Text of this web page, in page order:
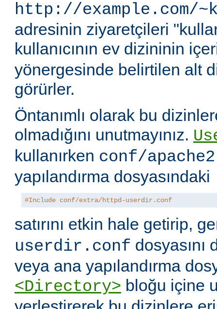
http://example.com/
adresinin ziyaretçileri
kullanıcının ev dizininin
yönergesinde belirtilen alt
görürler.
Öntanımlı olarak bu
olmadığını unutmayınız.
kullanırken conf/
yapılandırma dosyasındaki
#Include conf/extra/httpd-userdir.conf
satırını etkin hale getirip,
userdir.conf dosyasını
veya ana yapılandırma
<Directory> bloğu içine